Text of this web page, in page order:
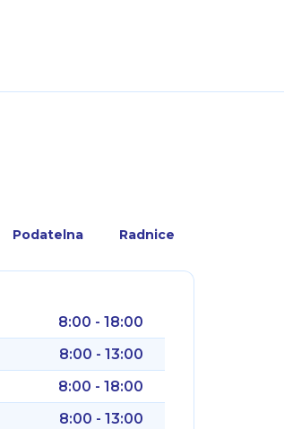
Podatelna Radnice
8:00 - 18:00
8:00 - 13:00
8:00 - 18:00
8:00 - 13:00